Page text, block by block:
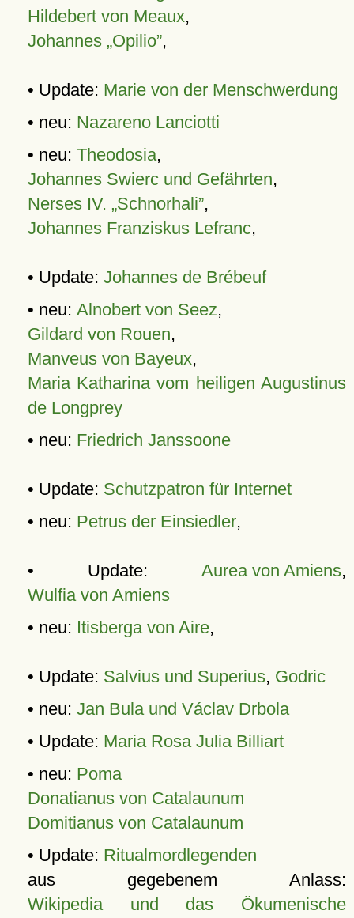
Hildebert von Meaux,
Johannes „Opilio”,
• Update: Marie von der Menschwerdung
• neu: Nazareno Lanciotti
• neu: Theodosia,
Johannes Swierc und Gefährten,
Nerses IV. „Schnorhali”,
Johannes Franziskus Lefranc,
• Update: Johannes de Brébeuf
• neu: Alnobert von Seez,
Gildard von Rouen,
Manveus von Bayeux,
Maria Katharina vom heiligen Augustinus
de Longprey
• neu: Friedrich Janssoone
• Update: Schutzpatron für Internet
• neu: Petrus der Einsiedler,
• Update: Aurea von Amiens,
Wulfia von Amiens
• neu: Itisberga von Aire,
• Update: Salvius und Superius, Godric
• neu: Jan Bula und Václav Drbola
• Update: Maria Rosa Julia Billiart
• neu: Poma
Donatianus von Catalaunum
Domitianus von Catalaunum
• Update: Ritualmordlegenden
aus gegebenem Anlass:
Wikipedia und das Ökumenische